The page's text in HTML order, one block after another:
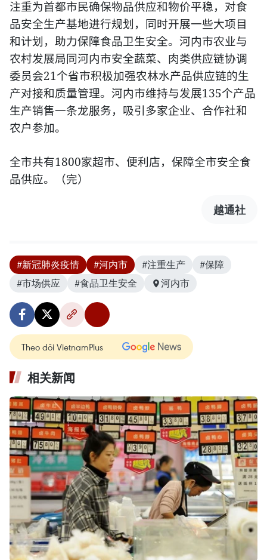
注重为首都市民确保物品供应和物价平稳，对食
品安全生产基地进行规划，同时开展一些大项目
和计划，助力保障食品卫生安全。河内市农业与
农村发展局同河内市安全蔬菜、肉类供应链协调
委员会21个省市积极加强农林水产品供应链的生
产对接和质量管理。河内市维持与发展135个产品
生产销售一条龙服务，吸引多家企业、合作社和
农户参加。
全市共有1800家超市、便利店，保障全市安全食
品供应。（完）
越通社
#新冠肺炎疫情 #河内市 #注重生产
#保障
#市场供应
#食品卫生安全 河内市
Theo dõi VietnamPlus
相关新闻